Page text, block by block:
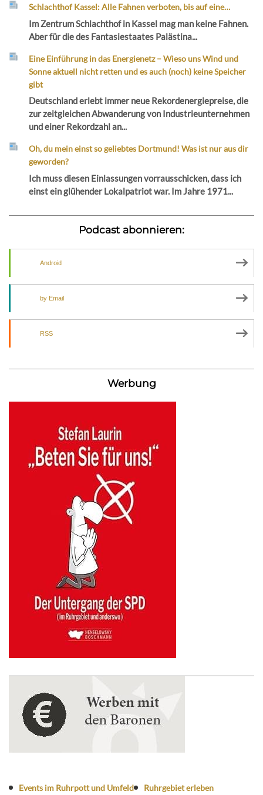
Schlachthof Kassel: Alle Fahnen verboten, bis auf eine…
Im Zentrum Schlachthof in Kassel mag man keine Fahnen.
Aber für die des Fantasiestaates Palästina...
Eine Einführung in das Energienetz – Wieso uns Wind und
Sonne aktuell nicht retten und es auch (noch) keine Speicher
gibt
Deutschland erlebt immer neue Rekordenergiepreise, die
zur zeitgleichen Abwanderung von Industrieunternehmen
und einer Rekordzahl an...
Oh, du mein einst so geliebtes Dortmund! Was ist nur aus dir
geworden?
Ich muss diesen Einlassungen vorrausschicken, dass ich
einst ein glühender Lokalpatriot war. Im Jahre 1971...
Podcast abonnieren:
Android
by Email
RSS
Werbung
Events im Ruhrpott und Umfeld Ruhrgebiet erleben